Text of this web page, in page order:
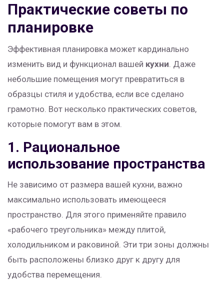
Практические советы по
планировке
Эффективная планировка может кардинально
изменить вид и функционал вашей кухни. Даже
небольшие помещения могут превратиться в
образцы стиля и удобства, если все сделано
грамотно. Вот несколько практических советов,
которые помогут вам в этом.
1. Рациональное
использование пространства
Не зависимо от размера вашей кухни, важно
максимально использовать имеющееся
пространство. Для этого применяйте правило
«рабочего треугольника» между плитой,
холодильником и раковиной. Эти три зоны должны
быть расположены близко друг к другу для
удобства перемещения.